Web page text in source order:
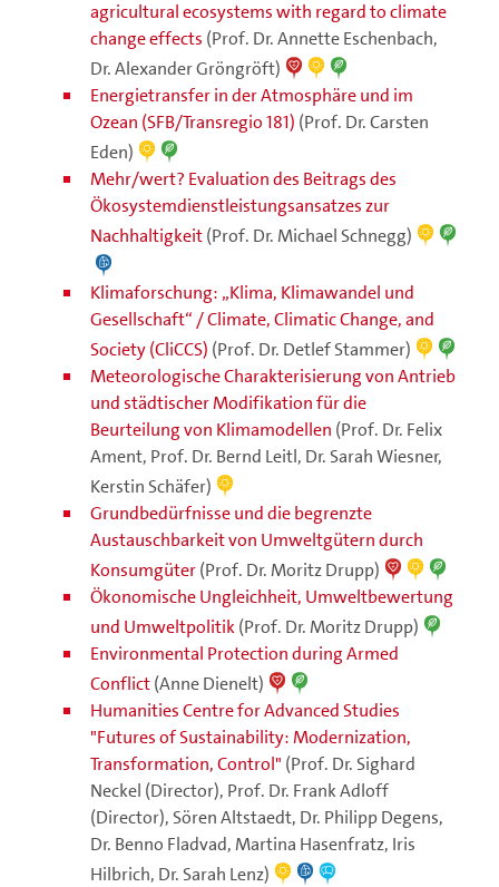
agricultural ecosystems with regard to climate
change effects (Prof. Dr. Annette Eschenbach,
Dr. Alexander Gröngröft)
Energietransfer in der Atmosphäre und im
Ozean (SFB/Transregio 181) (Prof. Dr. Carsten
Eden)
Mehr/wert? Evaluation des Beitrags des
Ökosystemdienstleistungsansatzes zur
Nachhaltigkeit(Prof. Dr. Michael Schnegg)
Klimaforschung: „Klima, Klimawandel und
Gesellschaft“ / Climate, Climatic Change, and
Society (CliCCS) (Prof. Dr. Detlef Stammer)
Meteorologische Charakterisierung von Antrieb
und städtischer Modifikation für die
Beurteilung von Klimamodellen (Prof. Dr. Felix
Ament, Prof. Dr. Bernd Leitl, Dr. Sarah Wiesner,
Kerstin Schäfer)
Grundbedürfnisse und die begrenzte
Austauschbarkeit von Umweltgütern durch
Konsumgüter(Prof. Dr. Moritz Drupp)
Ökonomische Ungleichheit, Umweltbewertung
und Umweltpolitik(Prof. Dr. Moritz Drupp)
Environmental Protection during Armed
Conflict(Anne Dienelt)
Humanities Centre for Advanced Studies
"Futures of Sustainability: Modernization,
Transformation, Control" (Prof. Dr. Sighard
Neckel (Director), Prof. Dr. Frank Adloff
(Director), Sören Altstaedt, Dr. Philipp Degens,
Dr. Benno Fladvad, Martina Hasenfratz, Iris
Hilbrich, Dr. Sarah Lenz)